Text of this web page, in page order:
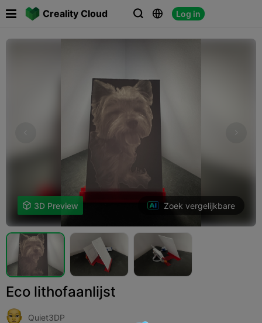
Creality Cloud   Log in
 
 3D Preview Zoek vergelijkbare
Eco lithofaanlijst
Quiet3DP